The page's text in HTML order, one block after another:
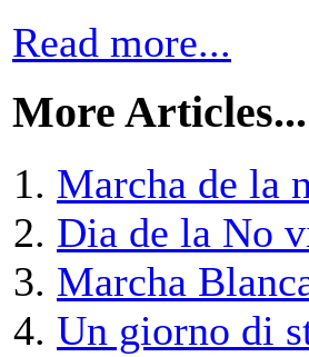
Read more...
More Articles...
Marcha de la
Dia de la No
Marcha
Un giorno di